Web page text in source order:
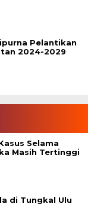
Pelantikan
2024-2029
Selama
Masih Tertinggi
di Tungkal Ulu